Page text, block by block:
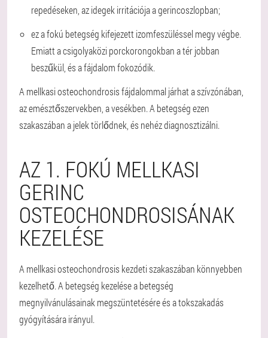
repedéseken, az idegek irritációja a gerincoszlopban;
ez a fokú betegség kifejezett izomfeszüléssel megy végbe.
Emiatt a csigolyaközi porckorongokban a tér jobban
beszűkül, és a fájdalom fokozódik.
A mellkasi osteochondrosis fájdalommal járhat a szívzónában,
az emésztőszervekben, a vesékben. A betegség ezen
szakaszában a jelek törlődnek, és nehéz diagnosztizálni.
AZ 1. FOKÚ MELLKASI
GERINC
OSTEOCHONDROSISÁNAK
KEZELÉSE
A mellkasi osteochondrosis kezdeti szakaszában könnyebben
kezelhető. A betegség kezelése a betegség
megnyilvánulásainak megszüntetésére és a tokszakadás
gyógyítására irányul.